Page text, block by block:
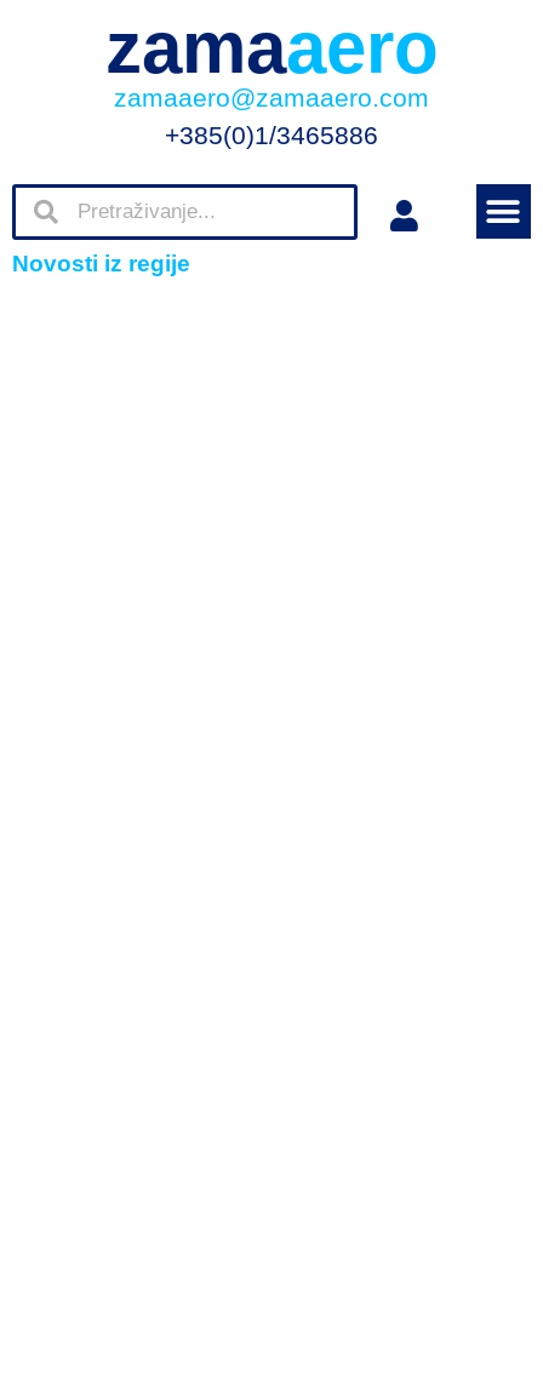
zamaaero
zamaaero@zamaaero.com
+385(0)1/3465886
Novosti iz regije